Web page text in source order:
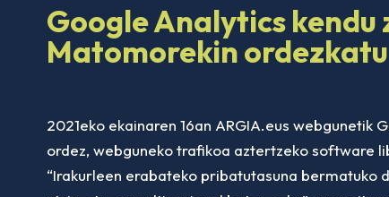
Google Analytics
Matomorekin ordezkatu
2021eko ekainaren 16an ARGIA.eus
ordez, webguneko trafikoa aztertzeko software
“Irakurleen erabateko pribatutasuna bermatuko